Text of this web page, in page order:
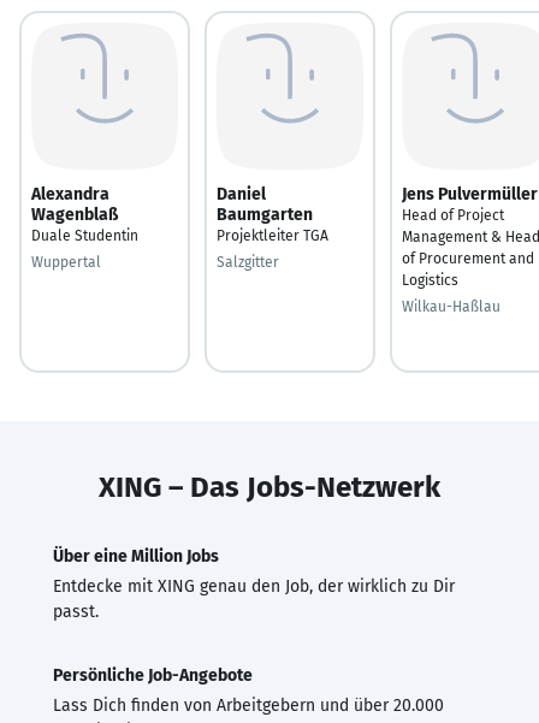
Alexandra
Wagenblaß
Duale Studentin
Wuppertal
Daniel
Baumgarten
Projektleiter TGA
Salzgitter
Jens Pulvermüller
Head of Project
Management & Head
of Procurement and
Logistics
Wilkau-Haßlau
XING – Das Jobs-Netzwerk
Über eine Million Jobs
Entdecke mit XING genau den Job, der wirklich zu Dir
passt.
Persönliche Job-Angebote
Lass Dich finden von Arbeitgebern und über 20.000